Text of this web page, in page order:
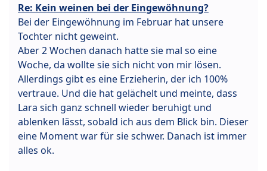
Re: Kein weinen bei der Eingewöhnung?
Bei der Eingewöhnung im Februar hat unsere
Tochter nicht geweint.
Aber 2 Wochen danach hatte sie mal so eine
Woche, da wollte sie sich nicht von mir lösen.
Allerdings gibt es eine Erzieherin, der ich 100%
vertraue. Und die hat gelächelt und meinte, dass
Lara sich ganz schnell wieder beruhigt und
ablenken lässt, sobald ich aus dem Blick bin. Dieser
eine Moment war für sie schwer. Danach ist immer
alles ok.